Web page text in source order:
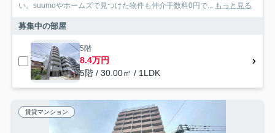
い。suumoやホームズで見つけた物件も仲介手数料0円で... もっと見る
募集中の部屋
5階
8.4万円
5階 / 30.00㎡ / 1LDK
賃貸マンション